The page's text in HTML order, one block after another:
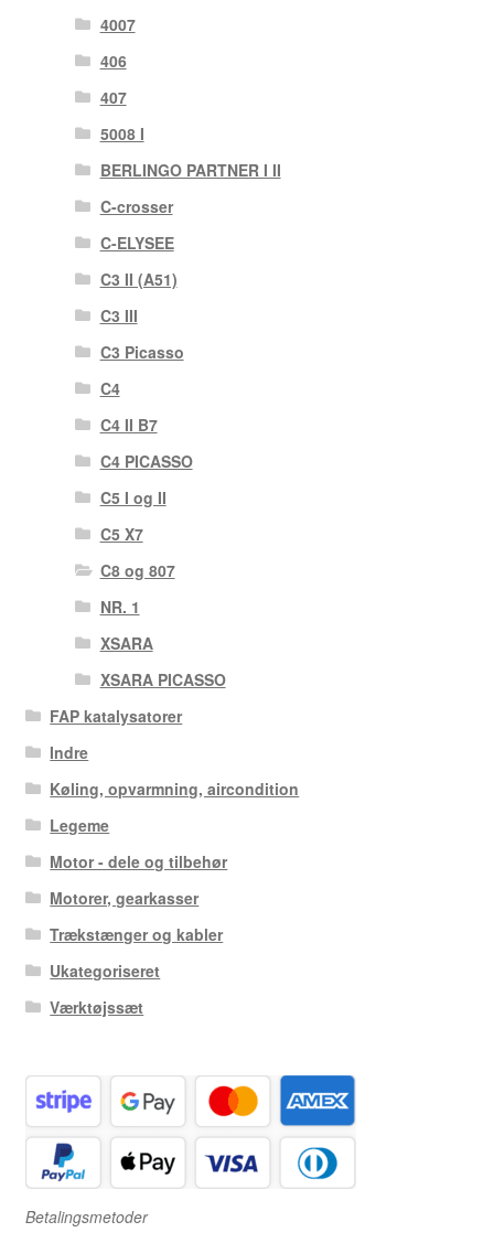
4007
406
407
5008 I
BERLINGO PARTNER I II
C-crosser
C-ELYSEE
C3 II (A51)
C3 III
C3 Picasso
C4
C4 II B7
C4 PICASSO
C5 I og II
C5 X7
C8 og 807
NR. 1
XSARA
XSARA PICASSO
FAP katalysatorer
Indre
Køling, opvarmning, aircondition
Legeme
Motor - dele og tilbehør
Motorer, gearkasser
Trækstænger og kabler
Ukategoriseret
Værktøjssæt
Betalingsmetoder